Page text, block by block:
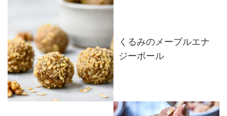
くるみのメープルエナ
ジーボール